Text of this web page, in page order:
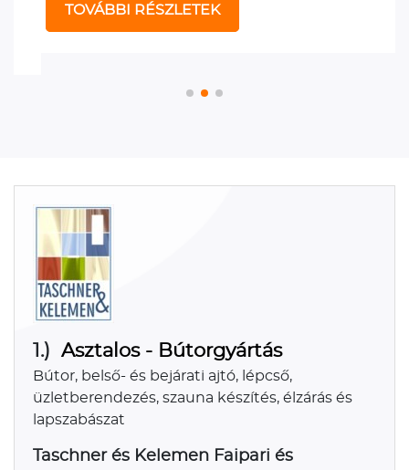
TOVÁBBI RÉSZLETEK
1.) Asztalos - Bútorgyártás
Bútor, belső- és bejárati ajtó, lépcső,
üzletberendezés, szauna készítés, élzárás és
lapszabászat
Taschner és Kelemen Faipari és